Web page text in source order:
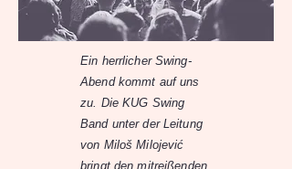
Ein herrlicher Swing-
Abend kommt auf uns
zu. Die KUG Swing
Band unter der Leitung
von Miloš Milojević
bringt den mitreißenden